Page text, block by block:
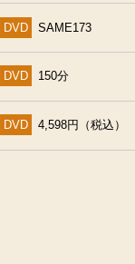
DVD SAME173
DVD 150分
DVD 4,598円（税込）